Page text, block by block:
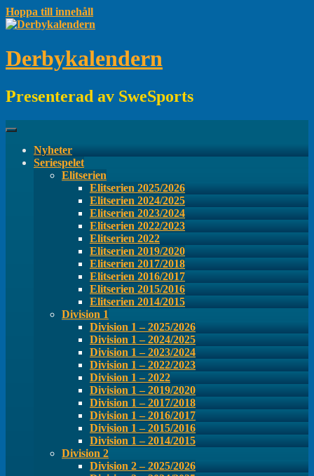
Hoppa till innehåll
Derbykalendern
Presenterad av SweSports
Nyheter
Seriespelet
Elitserien
Elitserien 2025/2026
Elitserien 2024/2025
Elitserien 2023/2024
Elitserien 2022/2023
Elitserien 2022
Elitserien 2019/2020
Elitserien 2017/2018
Elitserien 2016/2017
Elitserien 2015/2016
Elitserien 2014/2015
Division 1
Division 1 – 2025/2026
Division 1 – 2024/2025
Division 1 – 2023/2024
Division 1 – 2022/2023
Division 1 – 2022
Division 1 – 2019/2020
Division 1 – 2017/2018
Division 1 – 2016/2017
Division 1 – 2015/2016
Division 1 – 2014/2015
Division 2
Division 2 – 2025/2026